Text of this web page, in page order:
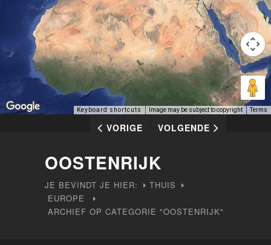
Keyboard shortcuts Image may be subject to copyright Terms
OOSTENRIJK
JE BEVINDT JE HIER:
THUIS
EUROPE
ARCHIEF OP CATEGORIE "OOSTENRIJK"
VORIGE VOLGENDE